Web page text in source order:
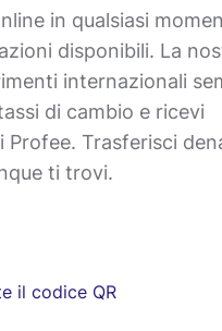
in qualsiasi
disponibili. La
internazionali
di cambio e ricevi
Profee. Trasferisci
ti trovi.
il codice QR